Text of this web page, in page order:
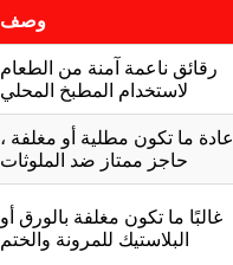
وصف
رقائق ناعمة آمنة من الطعام
لاستخدام المطبخ المحلي
عادة ما تكون مطلية أو مغلفة ،
حاجز ممتاز ضد الملوثات
غالبًا ما تكون مغلفة بالورق أو
البلاستيك للمرونة والختم